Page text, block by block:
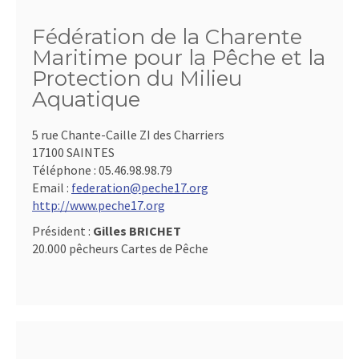
Fédération de la Charente
Maritime pour la Pêche et la
Protection du Milieu
Aquatique
5 rue Chante-Caille ZI des Charriers
17100 SAINTES
Téléphone : 05.46.98.98.79
Email : federation@peche17.org
http://www.peche17.org
Président : Gilles BRICHET
20.000 pêcheurs Cartes de Pêche